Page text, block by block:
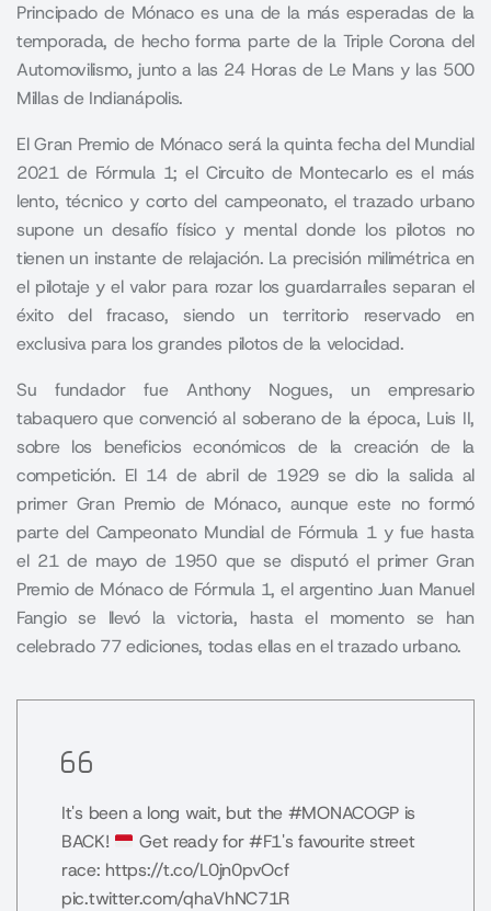
Principado de Mónaco es una de la más esperadas de la
temporada, de hecho forma parte de la Triple Corona del
Automovilismo, junto a las 24 Horas de Le Mans y las 500
Millas de Indianápolis.
El Gran Premio de Mónaco será la quinta fecha del Mundial
2021 de Fórmula 1; el Circuito de Montecarlo es el más
lento, técnico y corto del campeonato, el trazado urbano
supone un desafío físico y mental donde los pilotos no
tienen un instante de relajación. La precisión milimétrica en
el pilotaje y el valor para rozar los guardarraíles separan el
éxito del fracaso, siendo un territorio reservado en
exclusiva para los grandes pilotos de la velocidad.
Su fundador fue Anthony Nogues, un empresario
tabaquero que convenció al soberano de la época, Luis II,
sobre los beneficios económicos de la creación de la
competición. El 14 de abril de 1929 se dio la salida al
primer Gran Premio de Mónaco, aunque este no formó
parte del Campeonato Mundial de Fórmula 1 y fue hasta
el 21 de mayo de 1950 que se disputó el primer Gran
Premio de Mónaco de Fórmula 1, el argentino Juan Manuel
Fangio se llevó la victoria, hasta el momento se han
celebrado 77 ediciones, todas ellas en el trazado urbano.
It's been a long wait, but the #MONACOGP is
BACK!
Get ready for#F1's favourite street
race: https://t.co/L0jn0pvOcf
pic.twitter.com/qhaVhNC71R